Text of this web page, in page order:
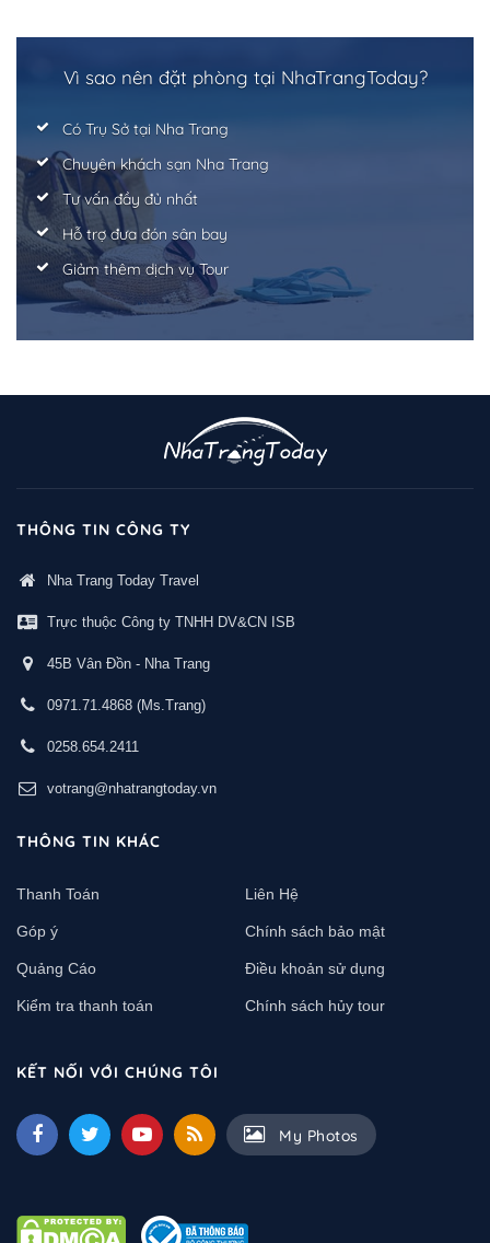
Vì sao nên đặt phòng tại NhaTrangToday?
Có Trụ Sở tại Nha Trang
Chuyên khách sạn Nha Trang
Tư vấn đầy đủ nhất
Hỗ trợ đưa đón sân bay
Giảm thêm dịch vụ Tour
THÔNG TIN CÔNG TY
Nha Trang Today Travel
Trực thuộc Công ty TNHH DV&CN ISB
45B Vân Đồn - Nha Trang
0971.71.4868 (Ms.Trang)
0258.654.2411
votrang@nhatrangtoday.vn
THÔNG TIN KHÁC
Thanh Toán Liên Hệ
Góp ý Chính sách bảo mật
Quảng Cáo Điều khoản sử dụng
Kiểm tra thanh toán Chính sách hủy tour
KẾT NỐI VỚI CHÚNG TÔI
My Photos